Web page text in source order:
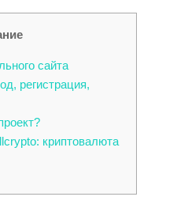
сайта
регистрация,
криптовалюта